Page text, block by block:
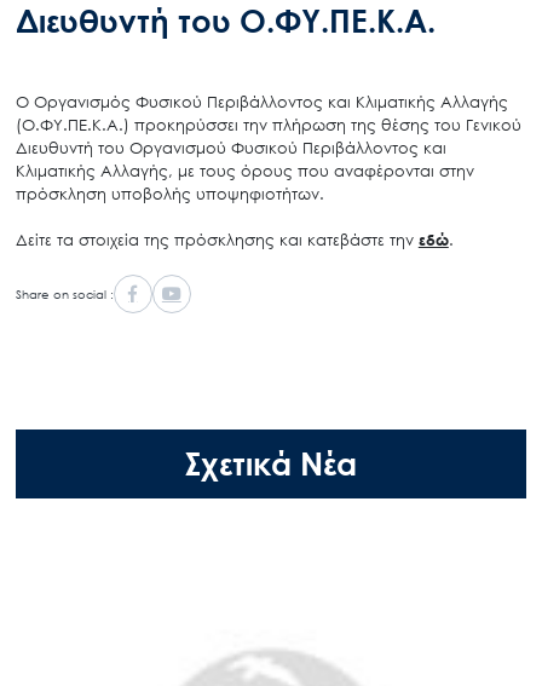
Διευθυντή του Ο.ΦΥ.ΠΕ.Κ.Α.
Ο Οργανισμός Φυσικού Περιβάλλοντος και Κλιματικής Αλλαγής
(Ο.ΦΥ.ΠΕ.Κ.Α.) προκηρύσσει την πλήρωση της θέσης του Γενικού
Διευθυντή του Οργανισμού Φυσικού Περιβάλλοντος και
Κλιματικής Αλλαγής, με τους όρους που αναφέρονται στην
πρόσκληση υποβολής υποψηφιοτήτων.
Δείτε τα στοιχεία της πρόσκλησης και κατεβάστε την εδώ.
Share on social :
Σχετικά Νέα